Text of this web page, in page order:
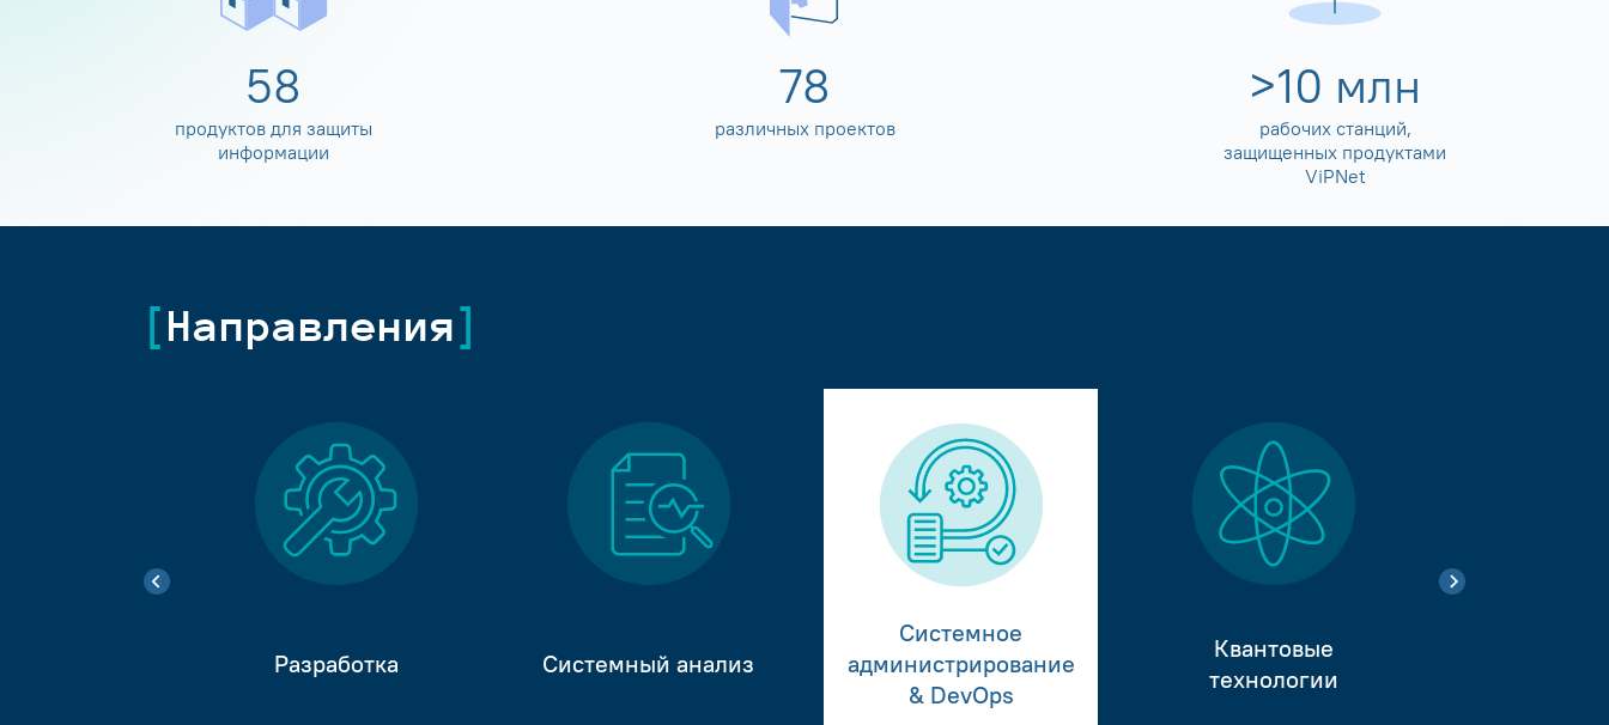
60
продуктов для защиты
информации
80
различных проектов
>10 млн
рабочих станций,
защищенных продуктами
ViPNet
Направления
Разработка Системный анализ
Системное
администрирование
& DevOps
Квантовые
технологии